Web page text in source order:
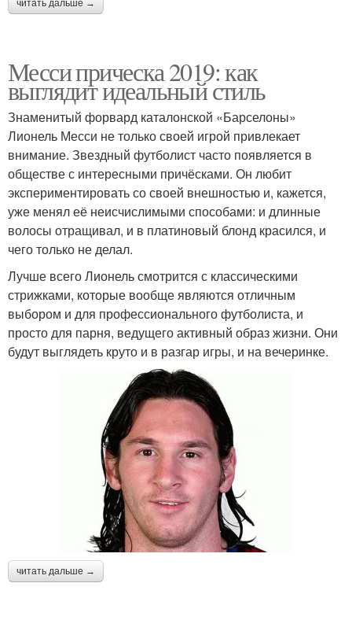
читать дальше →
Месси прическа 2019: как
выглядит идеальный стиль
Знаменитый форвард каталонской «Барселоны»
Лионель Месси не только своей игрой привлекает
внимание. Звездный футболист часто появляется в
обществе с интересными причёсками. Он любит
экспериментировать со своей внешностью и, кажется,
уже менял её неисчислимыми способами: и длинные
волосы отращивал, и в платиновый блонд красился, и
чего только не делал.
Лучше всего Лионель смотрится с классическими
стрижками, которые вообще являются отличным
выбором и для профессионального футболиста, и
просто для парня, ведущего активный образ жизни. Они
будут выглядеть круто и в разгар игры, и на вечеринке.
читать дальше →